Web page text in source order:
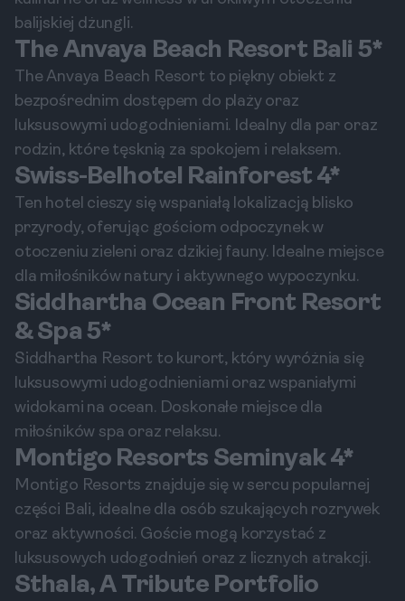
balijskiej dżungli.
The Anvaya Beach Resort Bali 5*
The Anvaya Beach Resort to piękny obiekt z
bezpośrednim dostępem do plaży oraz
luksusowymi udogodnieniami. Idealny dla par oraz
rodzin, które tęsknią za spokojem i relaksem.
Swiss-Belhotel Rainforest 4*
Ten hotel cieszy się wspaniałą lokalizacją blisko
przyrody, oferując gościom odpoczynek w
otoczeniu zieleni oraz dzikiej fauny. Idealne miejsce
dla miłośników natury i aktywnego wypoczynku.
Siddhartha Ocean Front Resort
& Spa 5*
Siddhartha Resort to kurort, który wyróżnia się
luksusowymi udogodnieniami oraz wspaniałymi
widokami na ocean. Doskonałe miejsce dla
miłośników spa oraz relaksu.
Montigo Resorts Seminyak 4*
Montigo Resorts znajduje się w sercu popularnej
części Bali, idealne dla osób szukających rozrywek
oraz aktywności. Goście mogą korzystać z
luksusowych udogodnień oraz z licznych atrakcji.
Sthala, A Tribute Portfolio